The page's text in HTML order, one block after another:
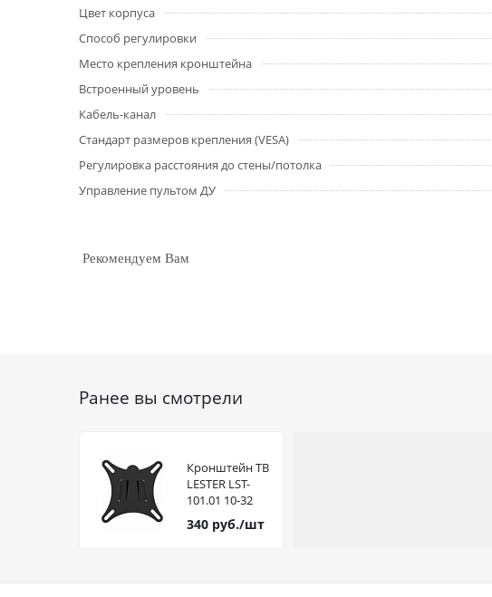
Цвет корпуса
Способ регулировки
Место крепления кронштейна
Встроенный уровень
Кабель-канал
Стандарт размеров крепления (VESA)
Регулировка расстояния до стены/потолка
Управление пультом ДУ
Рекомендуем Вам
Ранее вы смотрели
Кронштейн ТВ
LESTER LST-
101.01 10-32
Vesa 100*100
340 руб./шт